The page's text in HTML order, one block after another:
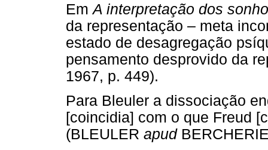
EmA interpretação dos
da representação – meta
estado de desagregação
pensamento desprovido da
1967, p. 449).
Para Bleuler a dissociação
[coincidia] com o que Freud
(BLEULER apud